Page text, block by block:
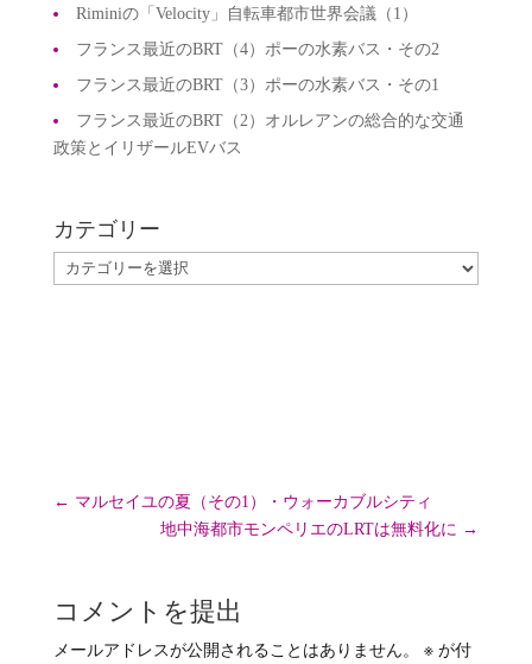
Riminiの「Velocity」自転車都市世界会議（1）
フランス最近のBRT（4）ポーの水素バス・その2
フランス最近のBRT（3）ポーの水素バス・その1
フランス最近のBRT（2）オルレアンの総合的な交通
政策とイリザールEVバス
カテゴリー
カ
← マルセイユの夏（その1）・ウォーカブルシティ
地中海都市モンペリエのLRTは無料化に →
コメントを提出
メールアドレスが公開されることはありません。 ※が付